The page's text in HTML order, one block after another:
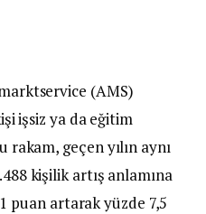
(AMS)
işsiz ya da eğitim
rakam, geçen yılın aynı
kişilik artış anlamına
puan artarak yüzde 7,5